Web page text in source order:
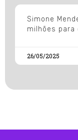
Simone
milhões para
26/05/2025